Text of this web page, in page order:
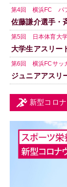
第4回 横浜FC パフ
佐藤謙介選手・
第5回 日本体育大
大学生アスリー
第6回 横浜FCサッ
ジュニアアスリ
新型コロ